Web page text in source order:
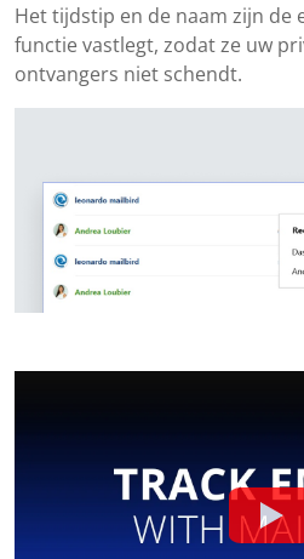
Het tijdstip en de naam zijn de
functie vastlegt, zodat ze uw
ontvangers niet schendt.